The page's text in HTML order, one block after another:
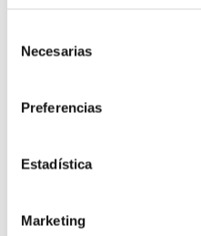
Necesarias
Preferencias
Estadística
Marketing
Teams en tu telefonía
¡Olvídate de tener varios
o no Teams) como a